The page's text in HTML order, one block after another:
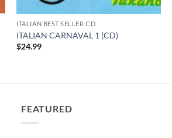
ITALIAN BEST SELLER CD
ITALIAN CARNAVAL 1 (CD)
$24.99
FEATURED